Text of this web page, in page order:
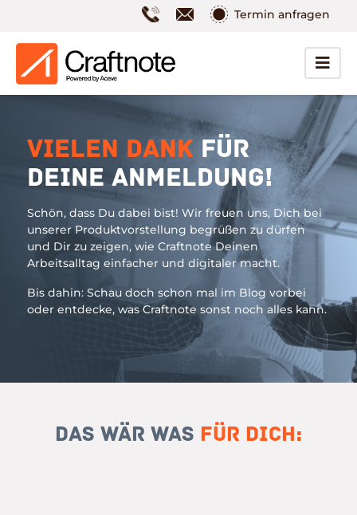
Termin anfragen
Vielen Dank für
Deine Anmeldung!
Schön, dass Du dabei bist! Wir freuen uns, Dich bei
unserer Produktvorstellung begrüßen zu dürfen
und Dir zu zeigen, wie Craftnote Deinen
Arbeitsalltag einfacher und digitaler macht.
Bis dahin: Schau doch schon mal im Blog vorbei
oder entdecke, was Craftnote sonst noch alles kann.
Das wär was für Dich: